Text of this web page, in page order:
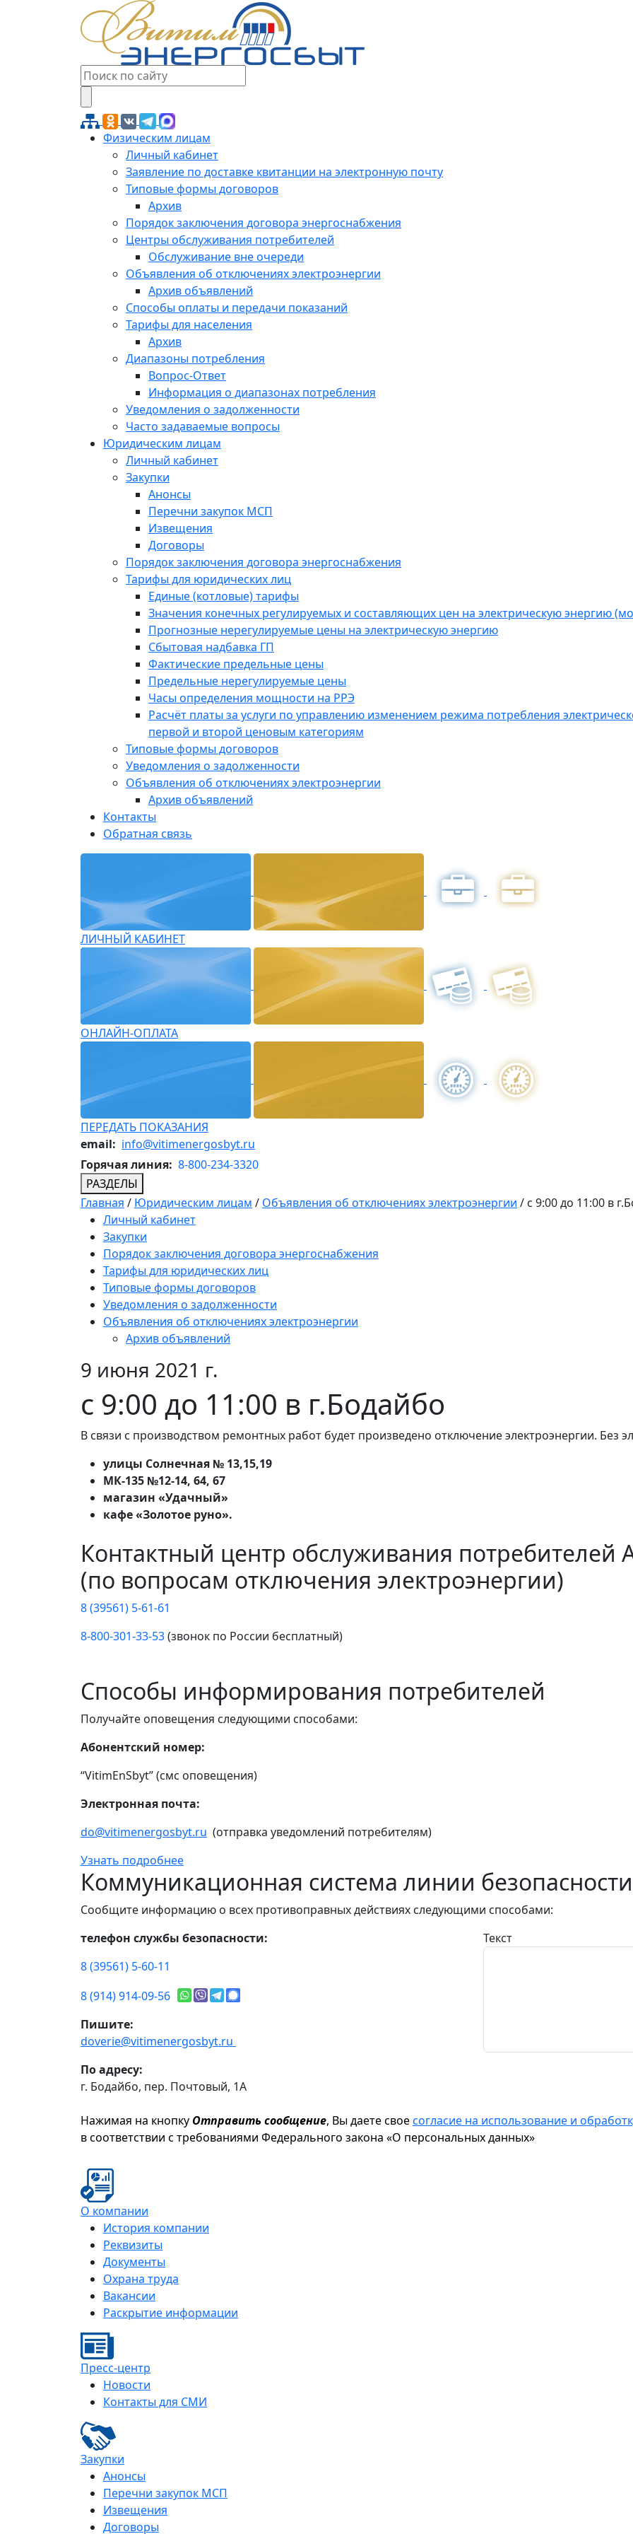
Физическим лицам
Личный кабинет
Заявление по доставке квитанции на электронную почту
Типовые формы договоров
Архив
Порядок заключения договора энергоснабжения
Центры обслуживания потребителей
Обслуживание вне очереди
Объявления об отключениях электроэнергии
Архив объявлений
Способы оплаты и передачи показаний
Тарифы для населения
Архив
Диапазоны потребления
Вопрос-Ответ
Информация о диапазонах потребления
Уведомления о задолженности
Часто задаваемые вопросы
Юридическим лицам
Личный кабинет
Закупки
Анонсы
Перечни закупок МСП
Извещения
Договоры
Порядок заключения договора энергоснабжения
Тарифы для юридических лиц
Единые (котловые) тарифы
Значения конечных регулируемых и составляющих цен на электрическую энергию
Прогнозные нерегулируемые цены на электрическую энергию
Сбытовая надбавка ГП
Фактические предельные цены
Предельные нерегулируемые цены
Часы определения мощности на РРЭ
Расчёт платы за услуги по управлению изменением режима потребления
первой и второй ценовым категориям
Типовые формы договоров
Уведомления о задолженности
Объявления об отключениях электроэнергии
Архив объявлений
Контакты
Обратная связь
ЛИЧНЫЙ КАБИНЕТ
ОНЛАЙН-ОПЛАТА
ПЕРЕДАТЬ ПОКАЗАНИЯ
email: info@vitimenergosbyt.ru
Горячая линия: 8-800-234-3320
РАЗДЕЛЫ
Главная / Юридическим лицам / Объявления об отключениях электроэнергии / с 9:00 до 11:00 в
Личный кабинет
Закупки
Порядок заключения договора энергоснабжения
Тарифы для юридических лиц
Типовые формы договоров
Уведомления о задолженности
Объявления об отключениях электроэнергии
Архив объявлений
9 июня 2021 г.
с 9:00 до 11:00 в г.Бодайбо
В связи с производством ремонтных работ будет произведено отключение электроэнергии. Без
улицы Солнечная № 13,15,19
МК-135 №12-14, 64, 67
магазин «Удачный»
кафе «Золотое руно».
Контактный центр обслуживания потребителей
(по вопросам отключения электроэнергии)
8 (39561) 5-61-61
8-800-301-33-53(звонок по России бесплатный)
Способы информирования потребителей
Получайте оповещения следующими способами:
Абонентский номер:
“VitimEnSbyt” (смс оповещения)
Электронная почта:
do@vitimenergosbyt.ru (отправка уведомлений потребителям)
Узнать подробнее
Коммуникационная система линии безопасности
Сообщите информацию о всех противоправных действиях следующими способами:
телефон службы безопасности:
8 (39561) 5-60-11
8 (914) 914-09-56
Пишите:
doverie@vitimenergosbyt.ru
По адресу:
г. Бодайбо, пер. Почтовый, 1А
Текст
Нажимая на кнопку Отправить сообщение, Вы даете своесогласие на использование и
в соответствии с требованиями Федерального закона «О персональных данных»
О компании
История компании
Реквизиты
Документы
Охрана труда
Вакансии
Раскрытие информации
Пресс-центр
Новости
Контакты для СМИ
Закупки
Анонсы
Перечни закупок МСП
Извещения
Договоры